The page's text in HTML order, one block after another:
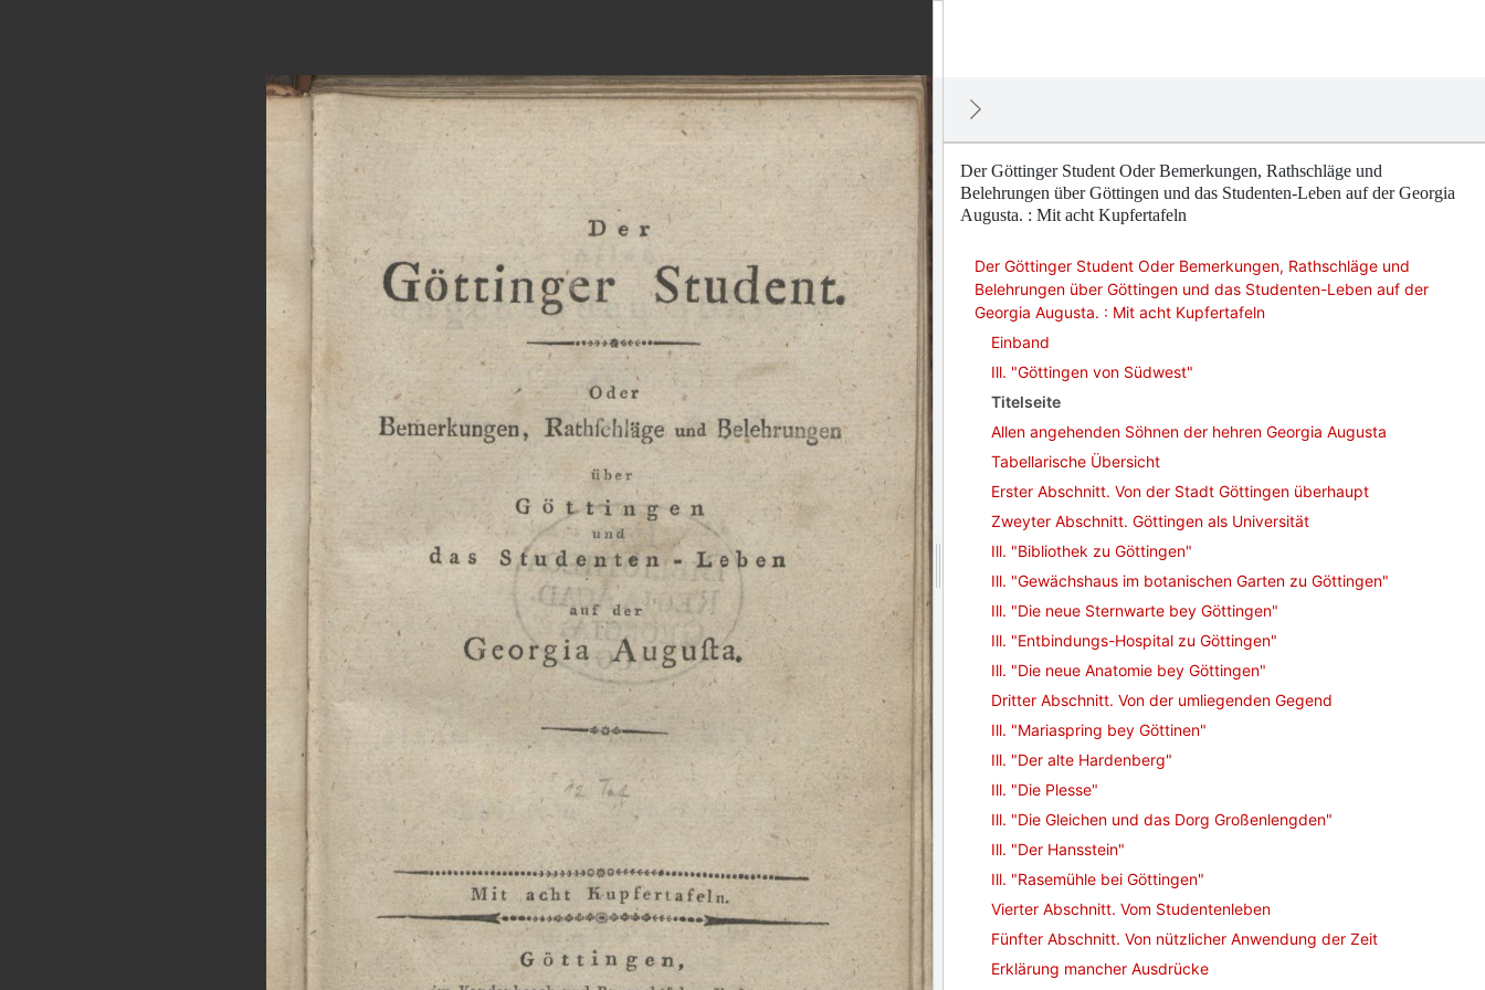
Der Göttinger Student Oder Bemerkungen, Rathschläge und
Belehrungen über Göttingen und das Studenten-Leben auf der Georgia
Augusta. : Mit acht Kupfertafeln
Der Göttinger Student Oder Bemerkungen, Rathschläge und
Belehrungen über Göttingen und das Studenten-Leben auf der
Georgia Augusta. : Mit acht Kupfertafeln
Einband
Ill. "Göttingen von Südwest"
Titelseite
Allen angehenden Söhnen der hehren Georgia Augusta
Tabellarische Übersicht
Erster Abschnitt. Von der Stadt Göttingen überhaupt
Zweyter Abschnitt. Göttingen als Universität
Ill. "Bibliothek zu Göttingen"
Ill. "Gewächshaus im botanischen Garten zu Göttingen"
Ill. "Die neue Sternwarte bey Göttingen"
Ill. "Entbindungs-Hospital zu Göttingen"
Ill. "Die neue Anatomie bey Göttingen"
Dritter Abschnitt. Von der umliegenden Gegend
Ill. "Mariaspring bey Göttinen"
Ill. "Der alte Hardenberg"
Ill. "Die Plesse"
Ill. "Die Gleichen und das Dorg Großenlengden"
Ill. "Der Hansstein"
Ill. "Rasemühle bei Göttingen"
Vierter Abschnitt. Vom Studentenleben
Fünfter Abschnitt. Von nützlicher Anwendung der Zeit
Erklärung mancher Ausdrücke